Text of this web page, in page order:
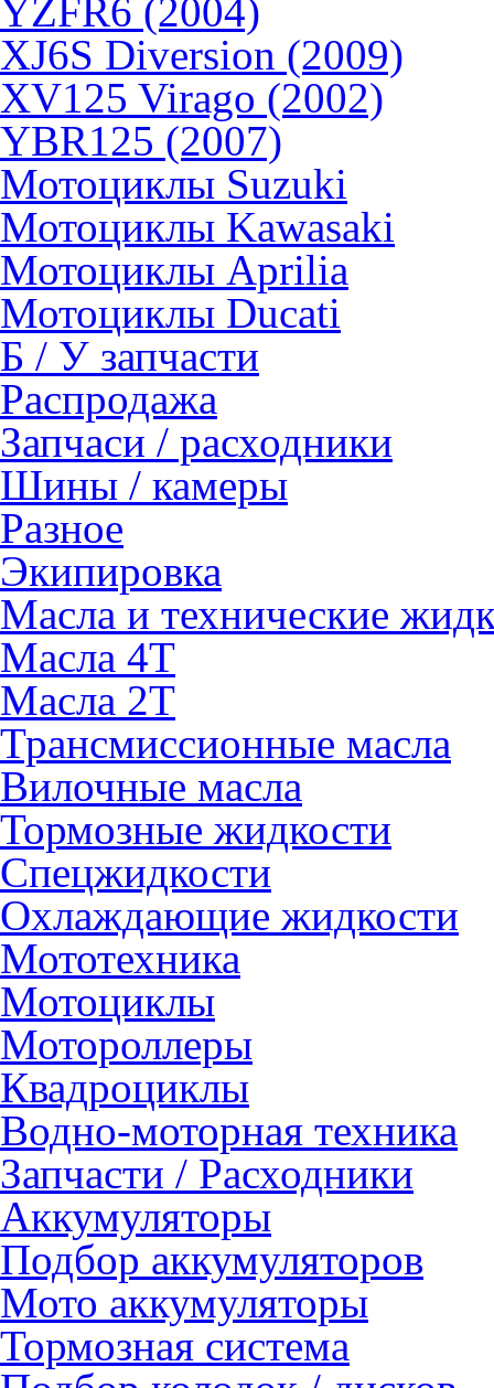
YZFR6 (2004)
XJ6S Diversion (2009)
XV125 Virago (2002)
YBR125 (2007)
Мотоциклы Suzuki
Мотоциклы Kawasaki
Мотоциклы Aprilia
Мотоциклы Ducati
Б / У запчасти
Распродажа
Запчаси / расходники
Шины / камеры
Разное
Экипировка
Масла и технические
Масла 4Т
Масла 2Т
Трансмиссионные масла
Вилочные масла
Тормозные жидкости
Спецжидкости
Охлаждающие жидкости
Мототехника
Мотоциклы
Мотороллеры
Квадроциклы
Водно-моторная техника
Запчасти / Расходники
Аккумуляторы
Подбор аккумуляторов
Мото аккумуляторы
Тормозная система